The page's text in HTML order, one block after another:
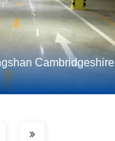
Cambridgeshire